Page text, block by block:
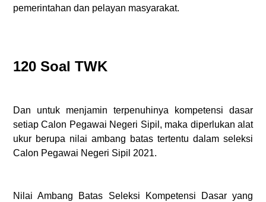
pemerintahan dan pelayan masyarakat.
120 Soal TWK
Dan untuk menjamin terpenuhinya kompetensi dasar
setiap Calon Pegawai Negeri Sipil, maka diperlukan alat
ukur berupa nilai ambang batas tertentu dalam seleksi
Calon Pegawai Negeri Sipil 2021.
Nilai Ambang Batas Seleksi Kompetensi Dasar yang